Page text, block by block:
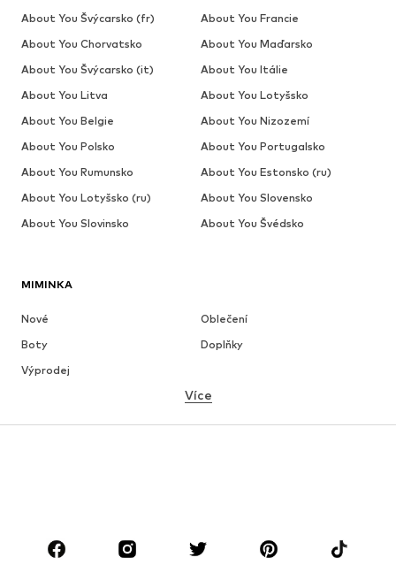
MIMINKA
Nové
Oblečení
Boty
Doplňky
Výprodej
ZNAČKY
Více
About You Švýcarsko (fr)
About You Francie
About You Chorvatsko
About You Maďarsko
About You Švýcarsko (it)
About You Itálie
About You Litva
About You Lotyšsko
About You Belgie
About You Nizozemí
About You Polsko
About You Portugalsko
About You Rumunsko
About You Estonsko (ru)
About You Lotyšsko (ru)
About You Slovensko
About You Slovinsko
About You Švédsko